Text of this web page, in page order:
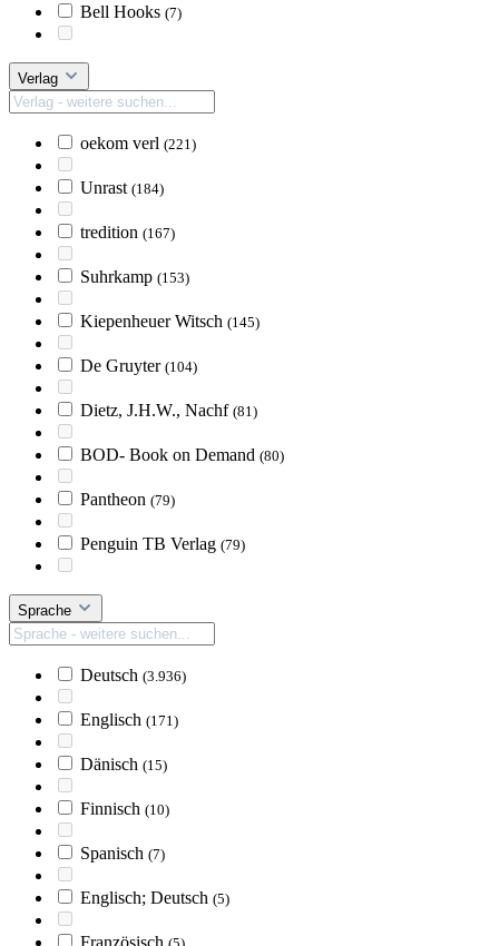
Bell Hooks (7)
Verlag
oekom verl (221)
Unrast (184)
tredition (167)
Suhrkamp (153)
Kiepenheuer Witsch (145)
De Gruyter (104)
Dietz, J.H.W., Nachf (81)
BOD- Book on Demand (80)
Pantheon (79)
Penguin TB Verlag (79)
Sprache
Deutsch (3.936)
Englisch (171)
Dänisch (15)
Finnisch (10)
Spanisch (7)
Englisch; Deutsch (5)
Französisch